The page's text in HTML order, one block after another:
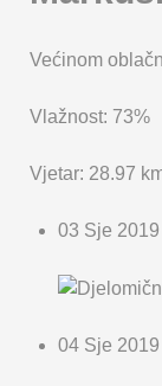
Većinom
Vlažnost: 73%
Vjetar: 28.97
03 Sje 2019
04 Sje 2019